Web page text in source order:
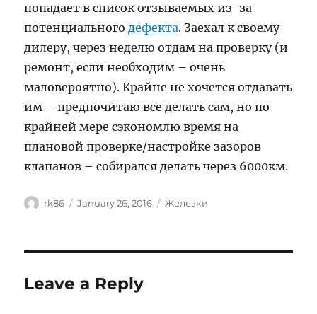
попадает в список отзываемых из-за
потенциальногодефекта. Заехал к своему
дилеру, через неделю отдам на проверку (и
ремонт, если необходим – очень
маловероятно). Крайне не хочется отдавать
им – предпочитаю все делать сам, но по
крайней мере сэкономлю время на
плановой проверке/настройке зазоров
клапанов – собирался делать через 6000км.
Author
rk86
Posted
January 26, 2016 Categories
Железки
Leave a Reply